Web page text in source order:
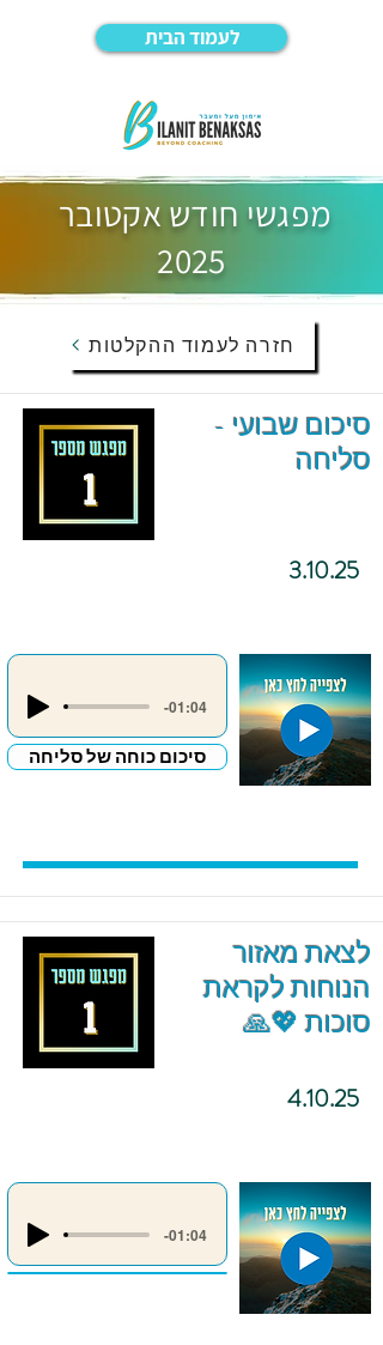
לעמוד הבית
מפגשי חודש אקטובר
2025
חזרה לעמוד ההקלטות
סיכום שבועי -
סליחה
3.10.25
-01:04
סיכום כוחה של סליחה
לצאת מאזור
הנוחות לקראת
סוכות 💖🙏
4.10.25
-01:04